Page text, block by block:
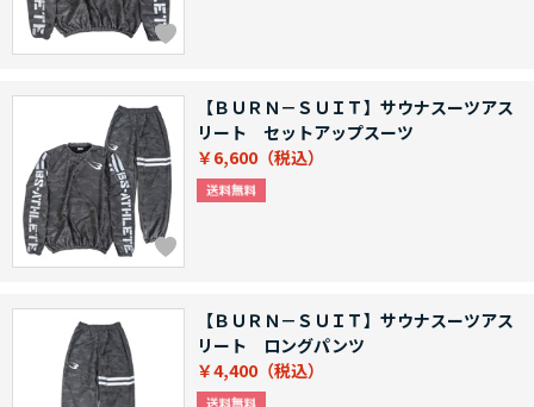
【ＢＵＲＮ－ＳＵＩＴ】サウナスーツアス
リート セットアップスーツ
￥6,600
【ＢＵＲＮ－ＳＵＩＴ】サウナスーツアス
リート ロングパンツ
￥4,400